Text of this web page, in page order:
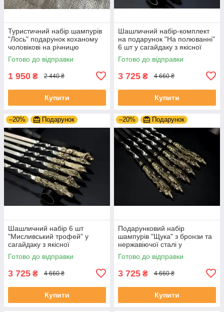
Туристичний набір шампурів
"Лось" подарунок коханому
чоловікові на річницю
Готово до відправки
1 950 ₴ 2 440 ₴
Купити
Шашличний набір-комплект
на подарунок "На полюванні"
6 шт у сагайдаку з якісної
натуральної шкіри
Готово до відправки
3 725 ₴ 4 660 ₴
Купити
–20% Подарунок
Шашличний набір 6 шт
"Мисливський трофей" у
сагайдаку з якісної
натуральної шкіри
Готово до відправки
3 725 ₴ 4 660 ₴
Купити
–20% Подарунок
Подарунковий набір
шампурів "Щука" з бронзи та
нержавіючої сталі у
шкіряному сагайдаку
Готово до відправки
3 725 ₴ 4 660 ₴
Купити